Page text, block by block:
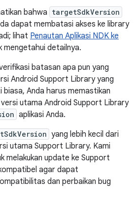
bahwa targetSdkVersion
dapat membatasi akses ke library
lihat Penautan Aplikasi NDK ke
mengetahui detailnya.
batasan apa pun yang
Android Support Library yang
biasa, Anda harus memastikan
utama Android Support Library
aplikasi Anda.
yang lebih kecil dari
utama Support Library. Kami
melakukan update ke Support
agar dapat
dan perbaikan bug